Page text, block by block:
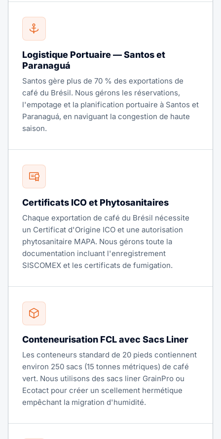
Logistique Portuaire — Santos et
Paranaguá
Santos gère plus de 70 % des exportations de
café du Brésil. Nous gérons les réservations,
l'empotage et la planification portuaire à Santos et
Paranaguá, en naviguant la congestion de haute
saison.
Certificats ICO et Phytosanitaires
Chaque exportation de café du Brésil nécessite
un Certificat d'Origine ICO et une autorisation
phytosanitaire MAPA. Nous gérons toute la
documentation incluant l'enregistrement
SISCOMEX et les certificats de fumigation.
Conteneurisation FCL avec Sacs Liner
Les conteneurs standard de 20 pieds contiennent
environ 250 sacs (15 tonnes métriques) de café
vert. Nous utilisons des sacs liner GrainPro ou
Ecotact pour créer un scellement hermétique
empêchant la migration d'humidité.